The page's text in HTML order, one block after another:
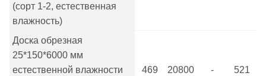
(сорт 1-2, естественная
влажность)
Доска обрезная
25*150*6000 мм
естественной влажности
469 20800 - 521